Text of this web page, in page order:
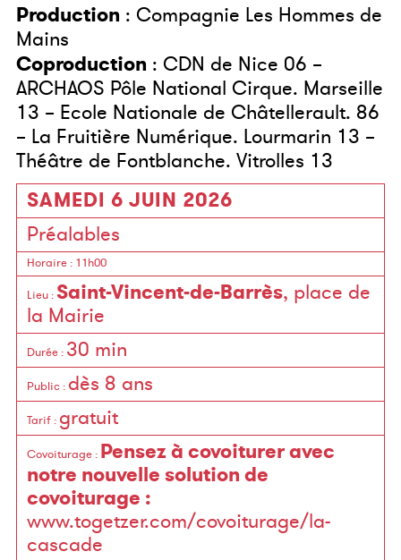
Production : Compagnie Les Hommes de
Mains
Coproduction : CDN de Nice 06 –
ARCHAOS Pôle National Cirque. Marseille
13 – Ecole Nationale de Châtellerault. 86
– La Fruitière Numérique. Lourmarin 13 –
Théâtre de Fontblanche. Vitrolles 13
SAMEDI 6 JUIN 2026
Préalables
Horaire : 11h00
Lieu : Saint-Vincent-de-Barrès, place de
la Mairie
Durée : 30 min
Public : dès 8 ans
Tarif : gratuit
Covoiturage : Pensez à covoiturer avec
notre nouvelle solution de
covoiturage :
www.togetzer.com/covoiturage/la-
cascade